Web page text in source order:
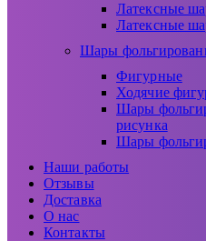
Латексные
Латексные
Шары
Фигурные
Ходячие
Шары
рисунка
Шары
Наши работы
Отзывы
Доставка
О нас
Контакты